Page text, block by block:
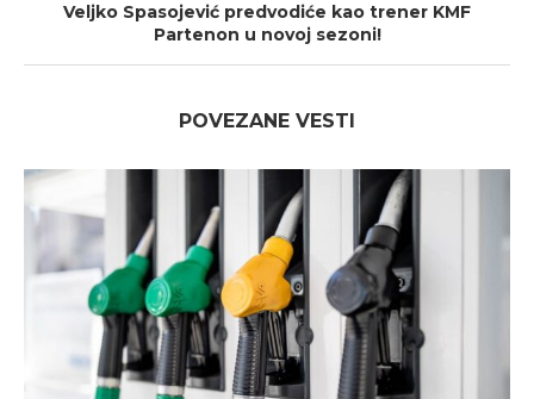
Veljko Spasojević predvodiće kao trener KMF
Partenon u novoj sezoni!
POVEZANE VESTI